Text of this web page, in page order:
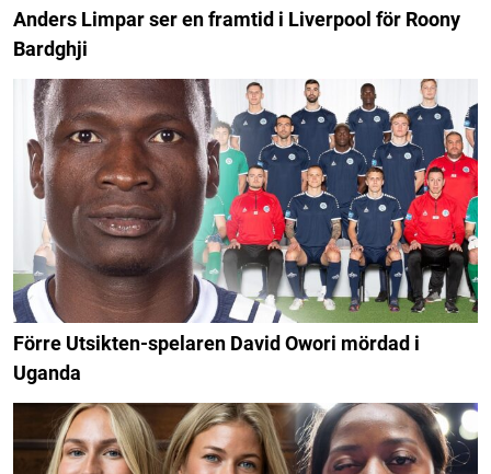
Anders Limpar ser en framtid i Liverpool för Roony
Bardghji
Förre Utsikten-spelaren David Owori mördad i
Uganda